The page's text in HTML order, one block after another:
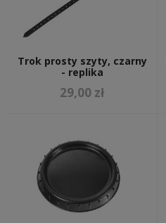
Trok prosty szyty, czarny
- replika
29,00 zł